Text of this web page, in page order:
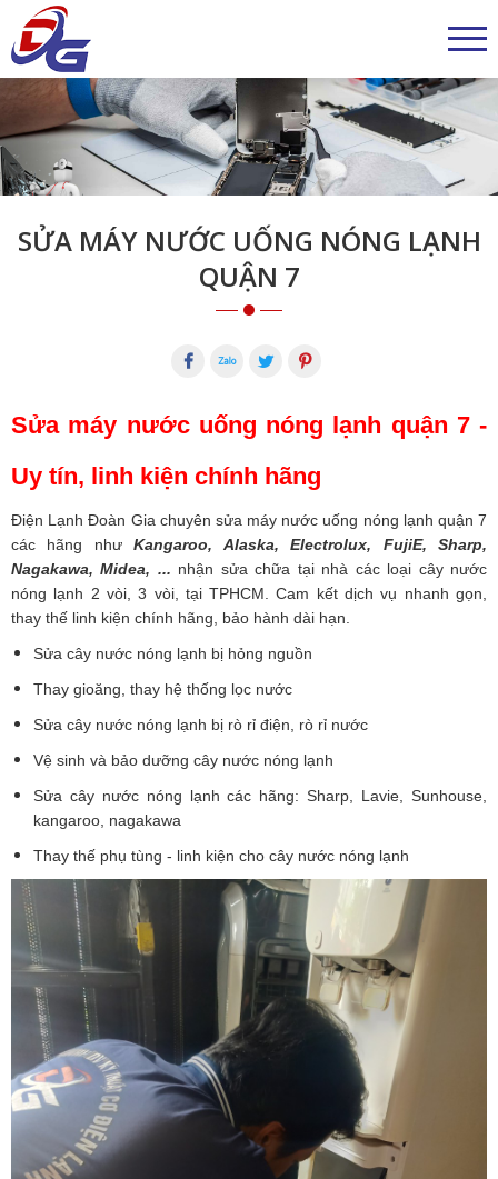
SỬA MÁY NƯỚC UỐNG NÓNG LẠNH
QUẬN 7
Sửa máy nước uống nóng lạnh quận 7 -
Uy tín, linh kiện chính hãng
Điện Lạnh Đoàn Gia chuyên sửa máy nước uống nóng lạnh quận 7
các hãng nhưKangaroo, Alaska, Electrolux, FujiE, Sharp,
Nagakawa, Midea, ... nhận sửa chữa tại nhà các loại cây nước
nóng lạnh 2 vòi, 3 vòi, tại TPHCM. Cam kết dịch vụ nhanh gọn,
thay thế linh kiện chính hãng, bảo hành dài hạn.
Sửa cây nước nóng lạnh bị hỏng nguồn
Thay gioăng, thay hệ thống lọc nước
Sửa cây nước nóng lạnh bị rò rỉ điện, rò rỉ nước
Vệ sinh và bảo dưỡng cây nước nóng lạnh
Sửa cây nước nóng lạnh các hãng: Sharp, Lavie, Sunhouse,
kangaroo, nagakawa
Thay thế phụ tùng - linh kiện cho cây nước nóng lạnh